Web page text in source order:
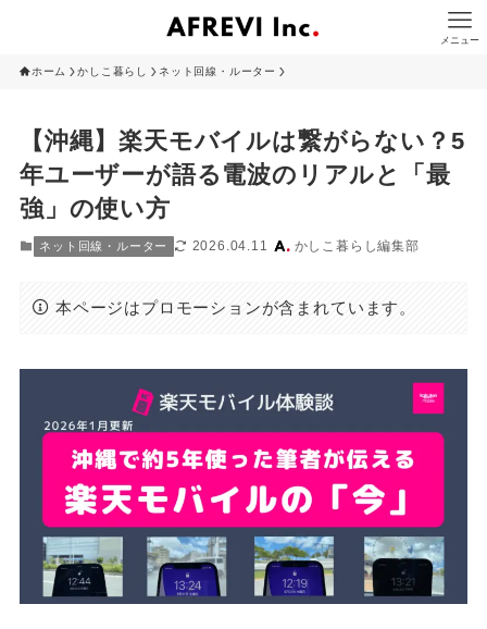
メニュー
ホーム かしこ暮らし ネット回線・ルーター
【沖縄】楽天モバイルは繋がらない？5
年ユーザーが語る電波のリアルと「最
強」の使い方
ネット回線・ルーター 2026.04.11 かしこ暮らし編集部
本ページはプロモーションが含まれています。